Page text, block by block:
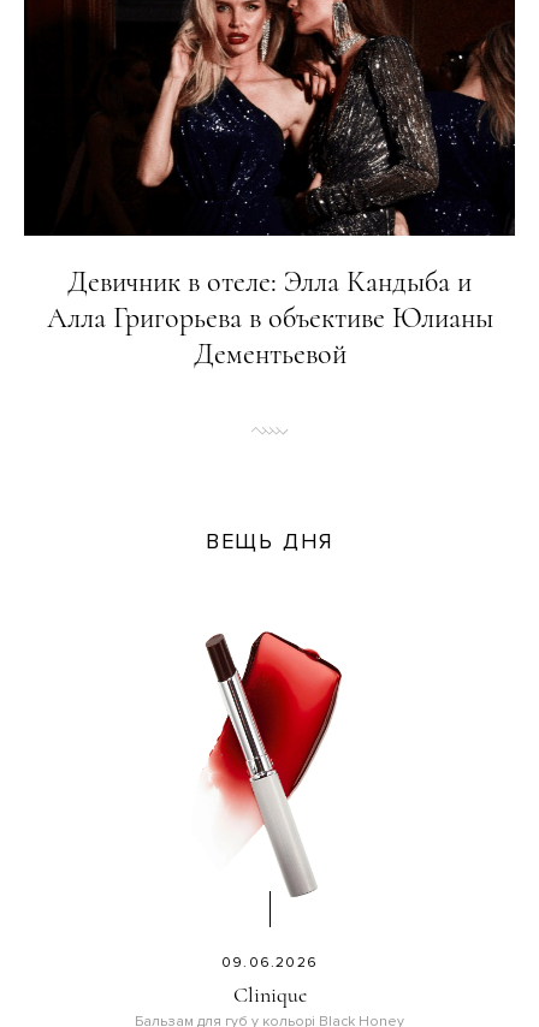
Девичник в отеле: Элла Кандыба и
Алла Григорьева в объективе Юлианы
Дементьевой
ВЕЩЬ ДНЯ
09.06.2026
Clinique
Бальзам для губ у кольорі Black Honey